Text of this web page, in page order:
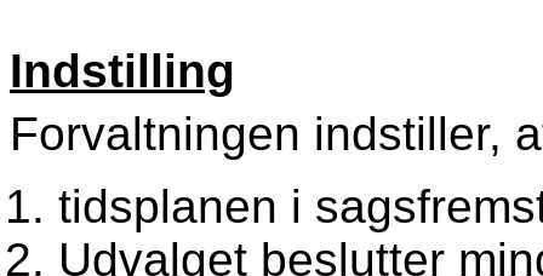
Indstilling
Forvaltningen indstiller,
tidsplanen i
Udvalget beslutter